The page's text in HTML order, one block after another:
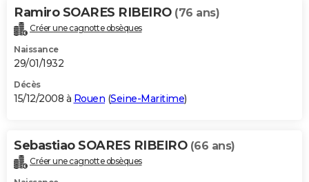
Ramiro SOARES RIBEIRO (76 ans)
Créer une cagnotte obsèques
Naissance
29/01/1932
Décès
15/12/2008 à Rouen (Seine-Maritime)
Sebastiao SOARES RIBEIRO (66 ans)
Créer une cagnotte obsèques